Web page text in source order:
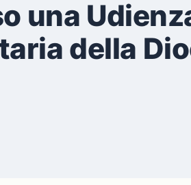
una
della